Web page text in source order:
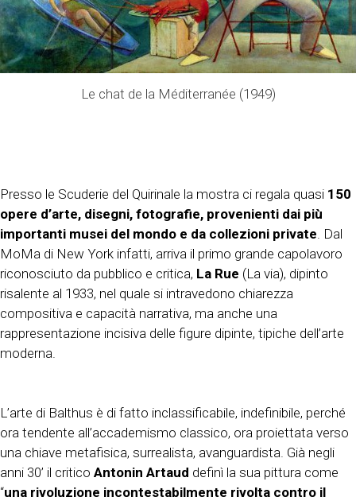
Le chat de la Méditerranée (1949)
Presso le Scuderie del Quirinale la mostra ci regala quasi 150
opere d’arte, disegni, fotografie, provenienti dai più
importanti musei del mondo e da collezioni private . Dal
MoMa di New York infatti, arriva il primo grande capolavoro
riconosciuto da pubblico e critica, La Rue (La via), dipinto
risalente al 1933, nel quale si intravedono chiarezza
compositiva e capacità narrativa, ma anche una
rappresentazione incisiva delle figure dipinte, tipiche dell’arte
moderna.
L’arte di Balthus è di fatto inclassificabile, indefinibile, perché
ora tendente all’accademismo classico, ora proiettata verso
una chiave metafisica, surrealista, avanguardista. Già negli
anni 30’ il critico Antonin Artaud definì la sua pittura come
“una rivoluzione incontestabilmente rivolta contro il